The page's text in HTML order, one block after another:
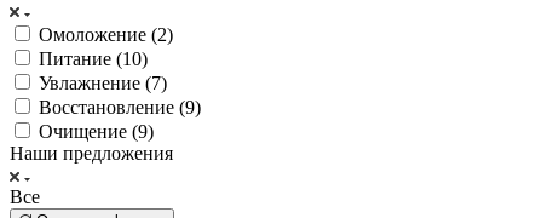
Омоложение (2)
Питание (10)
Увлажнение (7)
Восстановление (9)
Очищение (9)
Наши предложения
Все